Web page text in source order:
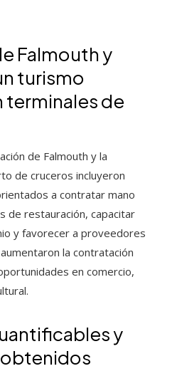
Falmouth y
turismo
terminales de
de Falmouth y la
de cruceros incluyeron
a contratar mano
de restauración, capacitar
y favorecer a proveedores
la contratación
en comercio,
y